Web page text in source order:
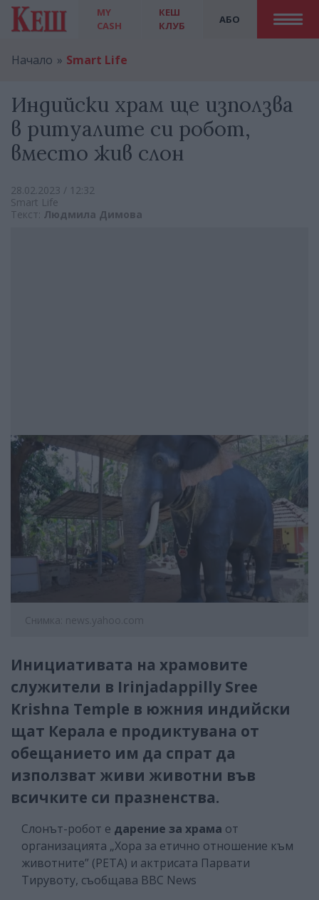
MY
CASH
АБО
КЕШ
КЛУБ
Начало Smart Life
Индийски храм ще използва
в ритуалите си робот,
вместо жив слон
28.02.2023 / 12:32
Smart Life
Текст: Людмила Димова
Снимка: news.yahoo.com
Инициативата на храмовите
служители в Irinjadappilly Sree
Krishna Temple в южния индийски
щат Керала е продиктувана от
обещанието им да спрат да
използват живи животни във
всичките си празненства.
Слонът-робот е дарение за храма от
организацията „Хора за етично отношение към
животните” (PETA) и актрисата Парвати
Тирувоту, съобщава ВВС News